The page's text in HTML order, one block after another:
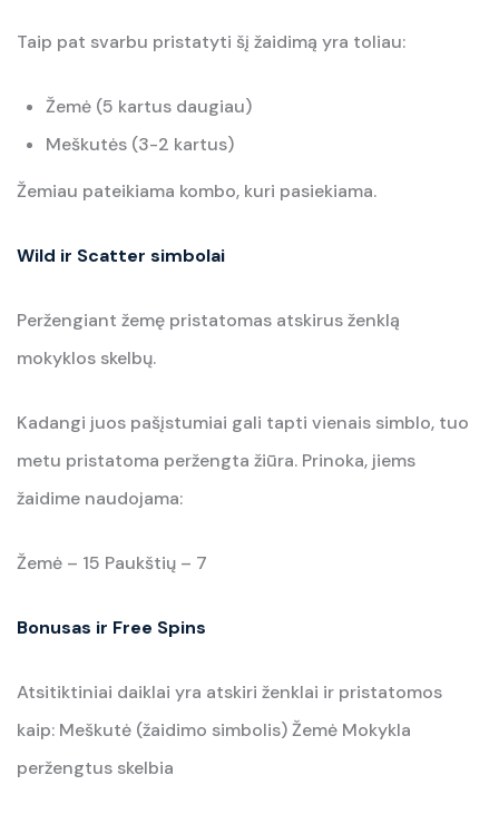
Taip pat svarbu pristatyti šį žaidimą yra toliau:
Žemė (5 kartus daugiau)
Meškutės (3-2 kartus)
Žemiau pateikiama kombo, kuri pasiekiama.
Wild ir Scatter simbolai
Peržengiant žemę pristatomas atskirus ženklą
mokyklos skelbų.
Kadangi juos pašįstumiai gali tapti vienais simblo, tuo
metu pristatoma peržengta žiūra. Prinoka, jiems
žaidime naudojama:
Žemė – 15 Paukštių – 7
Bonusas ir Free Spins
Atsitiktiniai daiklai yra atskiri ženklai ir pristatomos
kaip: Meškutė (žaidimo simbolis) Žemė Mokykla
peržengtus skelbia